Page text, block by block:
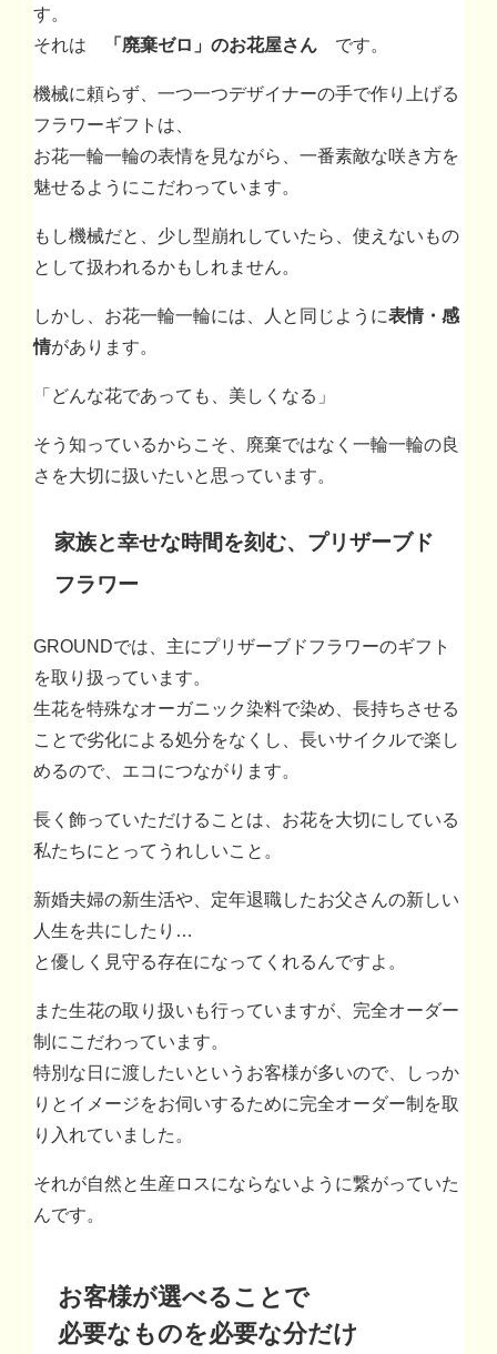
す。
それは
「廃棄ゼロ」のお花屋さん です。
機械に頼らず、一つ一つデザイナーの手で作り上げる
フラワーギフトは、
お花一輪一輪の表情を見ながら、一番素敵な咲き方を
魅せるようにこだわっています。
もし機械だと、少し型崩れしていたら、使えないもの
として扱われるかもしれません。
しかし、お花一輪一輪には、人と同じように表情・感
情があります。
「どんな花であっても、美しくなる」
そう知っているからこそ、廃棄ではなく一輪一輪の良
さを大切に扱いたいと思っています。
家族と幸せな時間を刻む、プリザーブド
フラワー
GROUNDでは、主にプリザーブドフラワーのギフト
を取り扱っています。
生花を特殊なオーガニック染料で染め、長持ちさせる
ことで劣化による処分をなくし、長いサイクルで楽し
めるので、エコにつながります。
長く飾っていただけることは、お花を大切にしている
私たちにとってうれしいこと。
新婚夫婦の新生活や、定年退職したお父さんの新しい
人生を共にしたり…
と優しく見守る存在になってくれるんですよ。
また生花の取り扱いも行っていますが、完全オーダー
制にこだわっています。
特別な日に渡したいというお客様が多いので、しっか
りとイメージをお伺いするために完全オーダー制を取
り入れていました。
それが自然と生産ロスにならないように繋がっていた
んです。
お客様が選べることで
必要なものを必要な分だけ